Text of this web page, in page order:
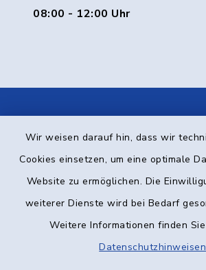
Wir weisen darauf hin, dass wir
Cookies einsetzen, um eine optimale
Website zu ermöglichen. Die
weiterer Dienste wird bei Bedarf
Weitere Informationen finden
Datenschutzhinweisen
08:00 - 12:00 Uhr
Barrierefreiheit
Datenschutz
Impressum